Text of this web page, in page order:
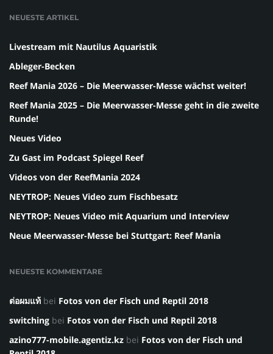
NEUESTE ARTIKEL
Livestream mit Nautilus Aquaristik
Ableger-Becken
Reef Mania 2026 – Die Meerwasser-Messe wächst weiter!
Reef Mania 2025 – Die Meerwasser-Messe geht in die zweite
Runde!
Neues Video
Zu Gast im Podcast Spiegel Reef
Videos von der ReefMania 2024
NEYTROP: Neues Video zum Fischbesatz
NEYTROP: Neues Video mit Aquarium und Interview
Neue Meerwasser-Messe bei Stuttgart: Reef Mania
NEUESTE KOMMENTARE
ต่อผมแท้ bei Fotos von der Fisch und Reptil 2018
switching bei Fotos von der Fisch und Reptil 2018
azino777-mobile.agentiz.kz bei Fotos von der Fisch und